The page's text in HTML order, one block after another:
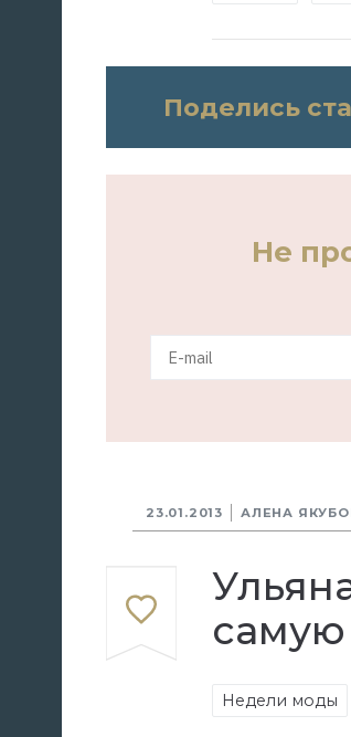
Поделись
Не
23.01.2013 АЛЕНА
Недели моды